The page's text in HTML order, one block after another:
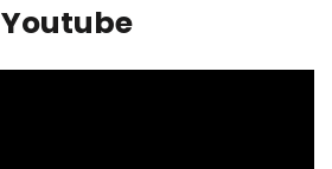
Youtube